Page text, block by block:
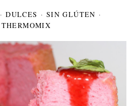
·DULCES · SIN GLÚTEN ·
THERMOMIX